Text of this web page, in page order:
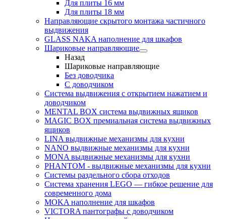
Для плиты 16 мм
Для плиты 18 мм
Направляющие скрытого монтажа частичного
выдвижения
GLASS NAKA наполнение для шкафов
Шариковые направляющие
Назад
Шариковые направляющие
Без доводчика
С доводчиком
Система выдвижения с открытием нажатием и
доводчиком
MENTAL BOX система выдвижных ящиков
MAGIC BOX премиальная система выдвижных
ящиков
LINA выдвижные механизмы для кухни
NANO выдвижные механизмы для кухни
MONA выдвижные механизмы для кухни
PHANTOM - выдвижные механизмы для кухни
Системы раздельного сбора отходов
Система хранения LEGO — гибкое решение для
современного дома
MOKA наполнение для шкафов
VICTORA пантографы с доводчиком